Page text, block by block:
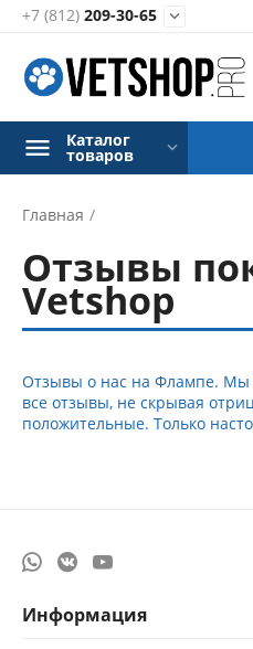
+7 (812) 209-30-65 
Каталог
товаров
Главная /
Отзывы
Vetshop
Отзывы о нас на Флампе. Мы
все отзывы, не скрывая
положительные. Только
Информация